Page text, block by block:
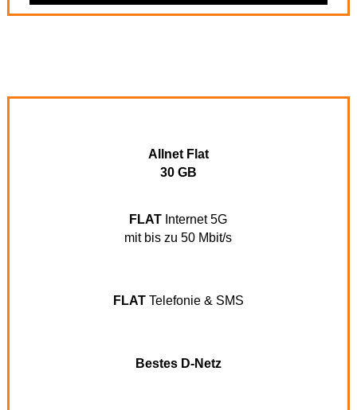
Allnet Flat
30 GB
FLAT Internet 5G
mit bis zu 50 Mbit/s
FLATTelefonie & SMS
Bestes D-Netz